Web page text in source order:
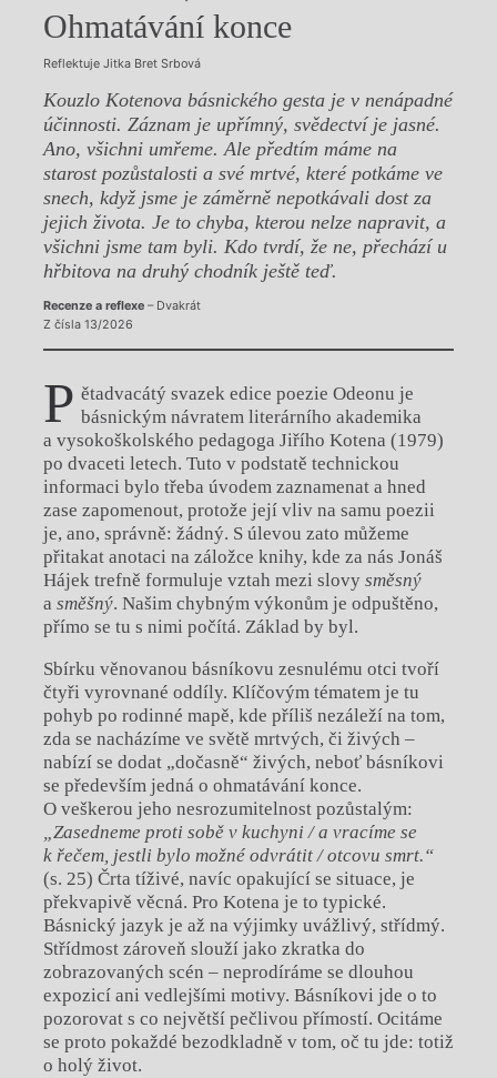
Ohmatávání konce
Reflektuje Jitka Bret Srbová
Kouzlo Kotenova básnického gesta je v nenápadné
účinnosti. Záznam je upřímný, svědectví je jasné.
Ano, všichni umřeme. Ale předtím máme na
starost pozůstalosti a své mrtvé, které potkáme ve
snech, když jsme je záměrně nepotkávali dost za
jejich života. Je to chyba, kterou nelze napravit, a
všichni jsme tam byli. Kdo tvrdí, že ne, přechází u
hřbitova na druhý chodník ještě teď.
Recenze a reflexe– Dvakrát
Z čísla 13/2026
P ětadvacátý svazek edice poezie Odeonu je
básnickým návratem literárního akademika
a vysokoškolského pedagoga Jiřího Kotena (1979)
po dvaceti letech. Tuto v podstatě technickou
informaci bylo třeba úvodem zaznamenat a hned
zase zapomenout, protože její vliv na samu poezii
je, ano, správně: žádný. S úlevou zato můžeme
přitakat anotaci na záložce knihy, kde za nás Jonáš
Hájek trefně formuluje vztah mezi slovy směsný
a směšný. Našim chybným výkonům je odpuštěno,
přímo se tu s nimi počítá. Základ by byl.
Sbírku věnovanou básníkovu zesnulému otci tvoří
čtyři vyrovnané oddíly. Klíčovým tématem je tu
pohyb po rodinné mapě, kde příliš nezáleží na tom,
zda se nacházíme ve světě mrtvých, či živých –
nabízí se dodat „dočasně“ živých, neboť básníkovi
se především jedná o ohmatávání konce.
O veškerou jeho nesrozumitelnost pozůstalým:
„Zasedneme proti sobě v kuchyni / a vracíme se
k řečem, jestli bylo možné odvrátit / otcovu smrt.“
(s. 25) Črta tíživé, navíc opakující se situace, je
překvapivě věcná. Pro Kotena je to typické.
Básnický jazyk je až na výjimky uvážlivý, střídmý.
Střídmost zároveň slouží jako zkratka do
zobrazovaných scén – neprodíráme se dlouhou
expozicí ani vedlejšími motivy. Básníkovi jde o to
pozorovat s co největší pečlivou přímostí. Ocitáme
se proto pokaždé bezodkladně v tom, oč tu jde: totiž
o holý život.